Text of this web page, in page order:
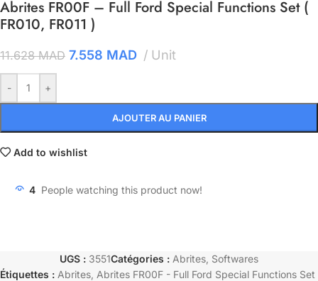
Abrites FR00F – Full Ford Special Functions Set (
FR010, FR011 )
11.628MAD 7.558 MAD Unit
- +
AJOUTER AU PANIER
Add to wishlist
4 People watching this product now!
UGS : 3551Catégories : Abrites Softwares
Étiquettes : Abrites Abrites FR00F - Full Ford Special Functions Set